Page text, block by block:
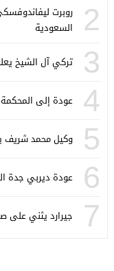
2
روبرت
السعودية
3 تركي آل الشيخ
4 عودة إلى
5 وكيل محمد شريف
6 عودة ديربي جدة
7 جيرارد يثني على